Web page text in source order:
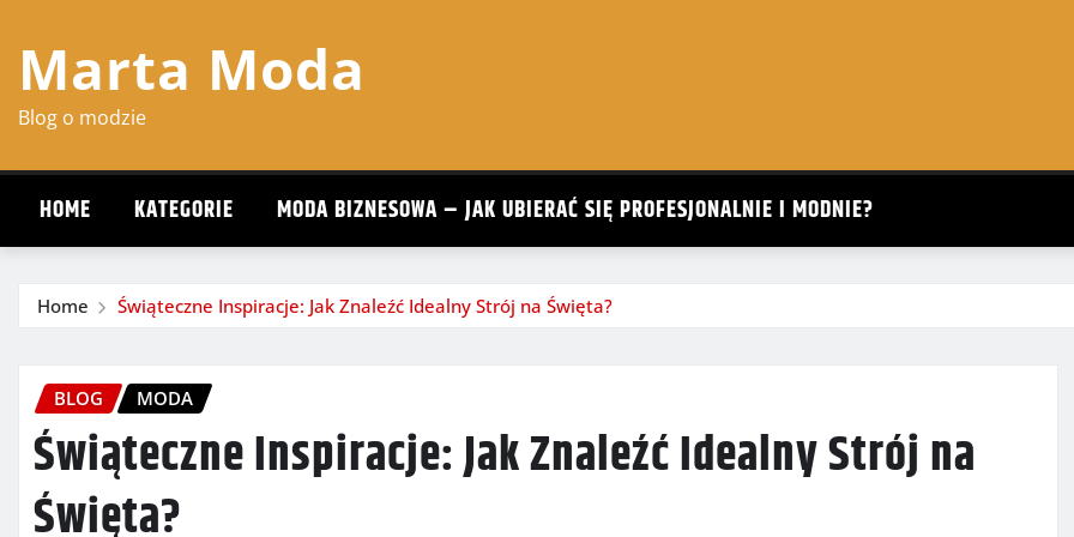
content
Marta Moda
Blog o modzie
HOME KATEGORIE MODA BIZNESOWA – JAK UBIERAĆ SIĘ PROFESJONALNIE I MODNIE?
Home Świąteczne Inspiracje: Jak Znaleźć Idealny Strój na Święta?
BLOG MODA
Świąteczne Inspiracje: Jak Znaleźć Idealny Strój na
Święta?